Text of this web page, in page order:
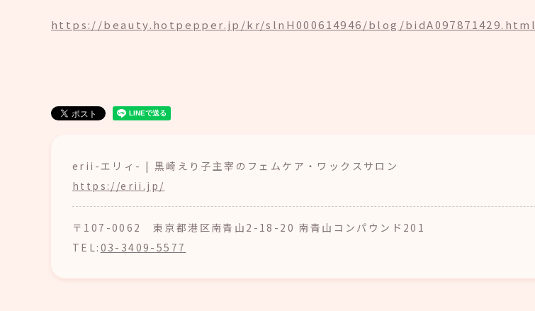
https://beauty.hotpepper.jp/kr/slnH000614946/blog/bidA097871429.html
erii-エリィ- | 黒崎えり子主宰のフェムケア・ワックスサロン
https://erii.jp/
〒107-0062 東京都港区南青山2-18-20 南青山コンパウンド201
TEL: 03-3409-5577